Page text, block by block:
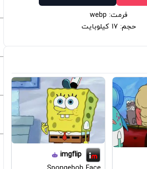
فرمت: webp
حجم: 17 کیلوبایت
imgflip